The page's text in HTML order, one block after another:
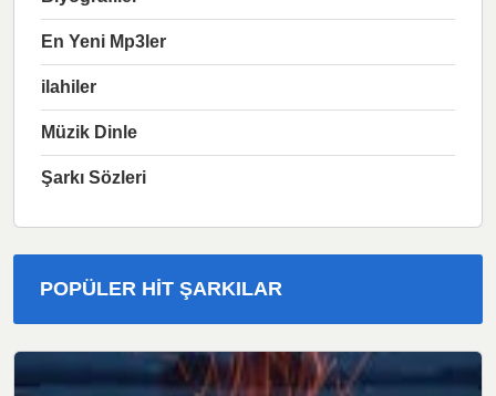
En Yeni Mp3ler
ilahiler
Müzik Dinle
Şarkı Sözleri
POPÜLER HIT ŞARKILAR